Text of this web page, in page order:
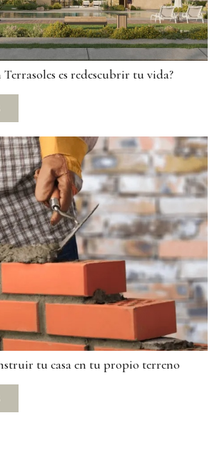
Terrasoles es redescubrir tu vida?
tu casa en tu propio terreno